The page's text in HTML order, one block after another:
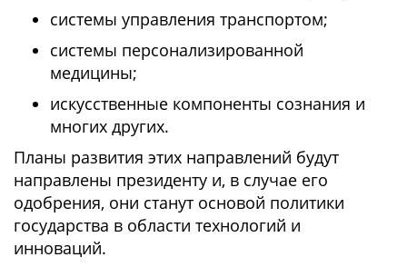
системы управления транспортом;
системы персонализированной
медицины;
искусственные компоненты сознания и
многих других.
Планы развития этих направлений будут
направлены президенту и, в случае его
одобрения, они станут основой политики
государства в области технологий и
инноваций.